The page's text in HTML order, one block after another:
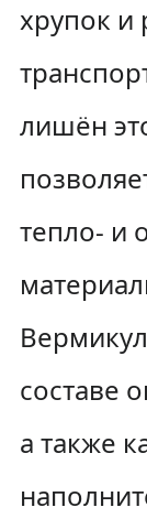
хрупок и
лишён
тепло- и
составе
а также